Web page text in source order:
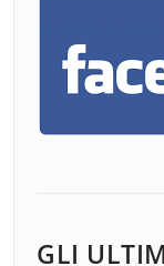
GLI